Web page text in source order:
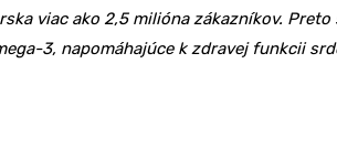
viac ako 2,5 milióna zákazníkov.
3, napomáhajúce k zdravej funkcii